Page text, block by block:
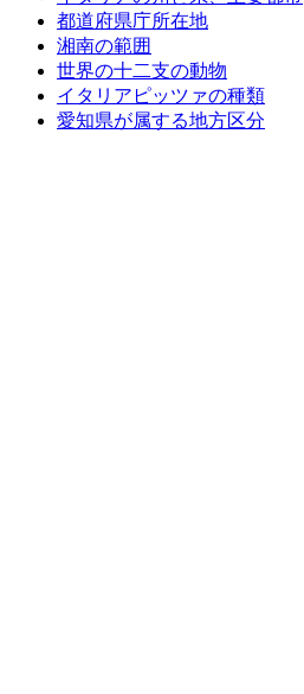
都道府県庁所在地
湘南の範囲
世界の十二支の動物
イタリアピッツァの種類
愛知県が属する地方区分